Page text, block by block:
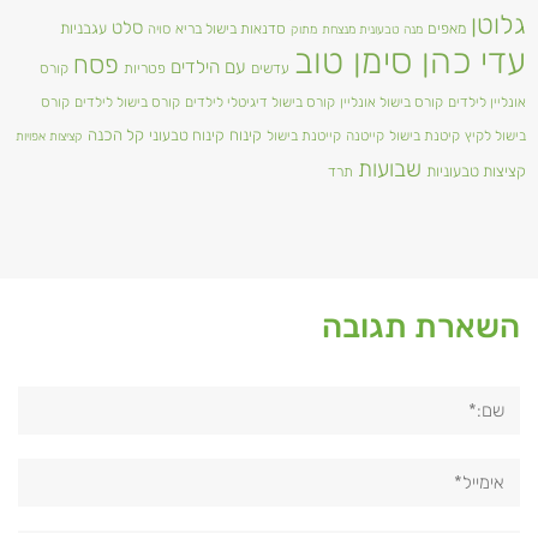
גלוטן מאפים מנה טבעונית מנצחת מתוק סדנאות בישול בריא סויה סלט עגבניות
עדי כהן סימן טוב עדשים עם הילדים פטריות פסח קורס
אונליין לילדים קורס בישול אונליין קורס בישול דיגיטלי לילדים קורס בישול לילדים קורס
בישול לקיץ קיטנת בישול קייטנה קייטנת בישול קינוח קינוח טבעוני קל הכנה קציצות אפויות
קציצות טבעוניות שבועות תרד
השארת תגובה